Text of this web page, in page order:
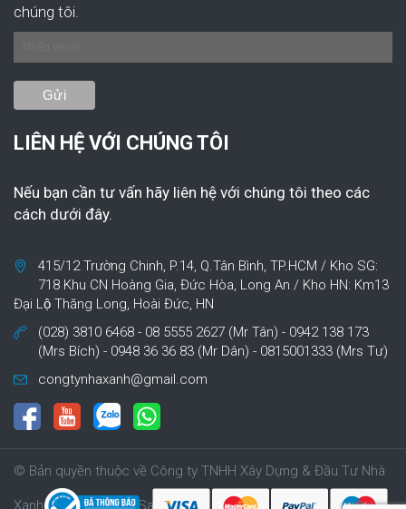
chúng tôi.
LIÊN HỆ VỚI CHÚNG TÔI
Nếu bạn cần tư vấn hãy liên hệ với chúng tôi theo các
cách dưới đây.
415/12 Trường Chinh, P.14, Q.Tân Bình, TP.HCM / Kho SG:
718 Khu CN Hoàng Gia, Đức Hòa, Long An / Kho HN: Km13
Đại Lộ Thăng Long, Hoài Đức, HN
(028) 3810 6468 - 08 5555 2627 (Mr Tân) - 0942 138 173
(Mrs Bích) - 0948 36 36 83 (Mr Dân) - 0815001333 (Mrs Tư)
congtynhaxanh@gmail.com
© Bản quyền thuộc về Công ty TNHH Xây Dựng & Đầu Tư Nhà
Xanh | Cung cấp bởi Sapo